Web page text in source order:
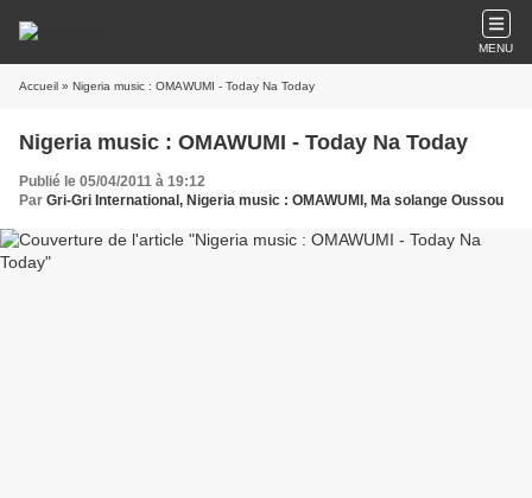
MENU
Accueil » Nigeria music : OMAWUMI - Today Na Today
Nigeria music : OMAWUMI - Today Na Today
Publié le 05/04/2011 à 19:12
Par Gri-Gri International, Nigeria music : OMAWUMI, Ma solange Oussou